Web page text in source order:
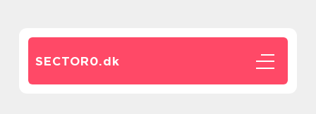
SECTOR0.dk